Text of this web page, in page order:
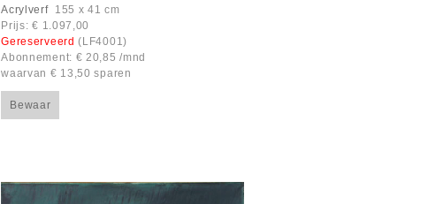
Acrylverf155 x 41 cm
Prijs: € 1.097,00
Gereserveerd(LF4001)
Abonnement: € 20,85 /mnd
waarvan € 13,50 sparen
Bewaar